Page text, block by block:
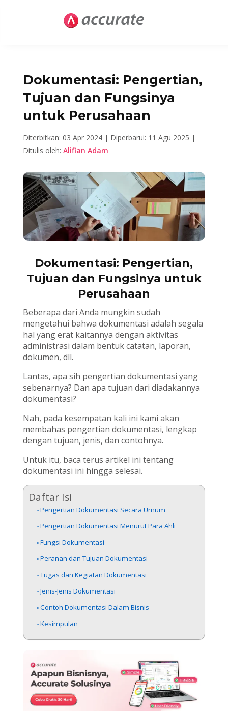
Dokumentasi: Pengertian,
Tujuan dan Fungsinya
untuk Perusahaan
Diterbitkan: 03 Apr 2024 | Diperbarui: 11 Agu 2025 |
Ditulis oleh: Alifian Adam
Dokumentasi: Pengertian,
Tujuan dan Fungsinya untuk
Perusahaan
Beberapa dari Anda mungkin sudah
mengetahui bahwa dokumentasi adalah segala
hal yang erat kaitannya dengan aktivitas
administrasi dalam bentuk catatan, laporan,
dokumen, dll.
Lantas, apa sih pengertian dokumentasi yang
sebenarnya? Dan apa tujuan dari diadakannya
dokumentasi?
Nah, pada kesempatan kali ini kami akan
membahas pengertian dokumentasi, lengkap
dengan tujuan, jenis, dan contohnya.
Untuk itu, baca terus artikel ini tentang
dokumentasi ini hingga selesai.
Daftar Isi
Pengertian Dokumentasi Secara Umum
Pengertian Dokumentasi Menurut Para Ahli
Fungsi Dokumentasi
Peranan dan Tujuan Dokumentasi
Tugas dan Kegiatan Dokumentasi
Jenis-Jenis Dokumentasi
Contoh Dokumentasi Dalam Bisnis
Kesimpulan